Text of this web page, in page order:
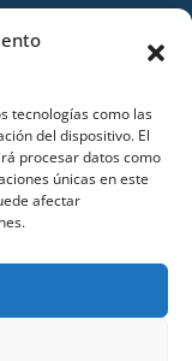
tecnologías como las
del dispositivo. El
procesar datos como
únicas en este
afectar